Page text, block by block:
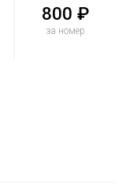
800 ₽
за номер